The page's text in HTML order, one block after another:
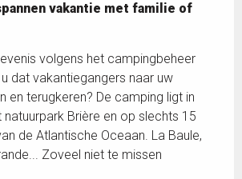
vakantie met familie of
volgens het campingbeheer
dat vakantiegangers naar uw
en terugkeren? De camping ligt in
natuurpark Brière en op slechts 15
de Atlantische Oceaan. La Baule,
Zoveel niet te missen